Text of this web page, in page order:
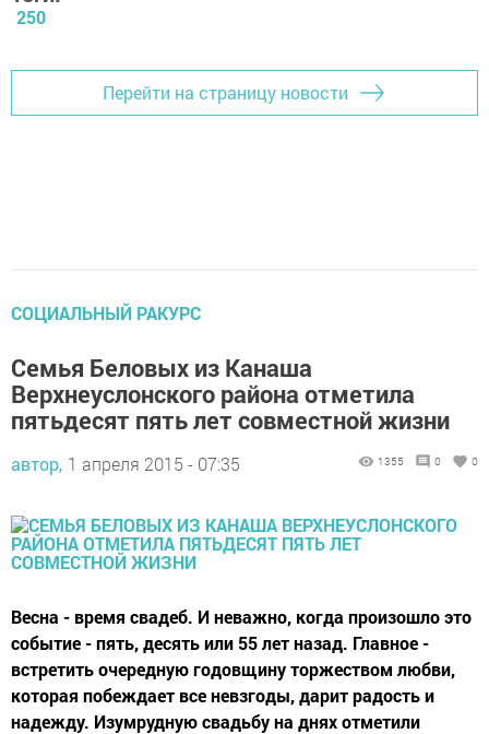
250
Перейти на страницу новости
СОЦИАЛЬНЫЙ РАКУРС
Семья Беловых из Канаша
Верхнеуслонского района отметила
пятьдесят пять лет совместной жизни
автор, 1 апреля 2015 - 07:35 1355 0 0
Весна - время свадеб. И неважно, когда произошло это
событие - пять, десять или 55 лет назад. Главное -
встретить очередную годовщину торжеством любви,
которая побеждает все невзгоды, дарит радость и
надежду. Изумрудную свадьбу на днях отметили